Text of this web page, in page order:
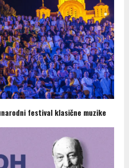
festival klasične muzike